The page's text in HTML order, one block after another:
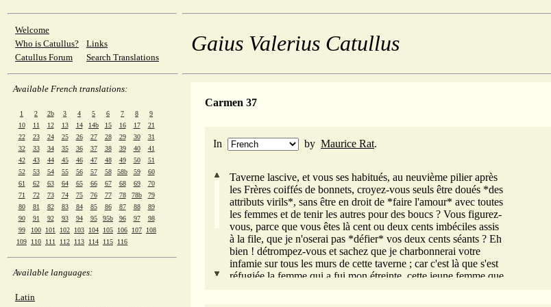
Welcome
Who is Catullus?
Links
Catullus Forum
Search Translations
Available French translations:
1 2 2b 3 4 5 6 7 8
9
10
11 12 13 14 14b 15 16 17
21
22
23 24 25 26 27 28 29 30
31
32
33 34 35 36 37 38 39 40
41
42
43 44 45 46 47 48 49 50
51
52
53 54 55 56 57 58 58b 59
60
61
62 63 64 65 66 67 68 69
70
71
72 73 74 75 76 77 78 78b
79
80
81 82 83 84 85 86 87 88
89
90
91 92 93 94 95 95b 96 97
98
99
100 101 102 103 104 105 106 107
108
109
110 111 112 113 114 115 116
Available languages:
Latin
Gaius Valerius Catullus
Carmen 37
In by Maurice Rat.
Taverne lascive, et vous ses habitués, au neuvième pilier après
les Frères coiffés de bonnets, croyez-vous seuls être doués *des
attributs virils*, sans être en droit de *faire l'amour* avec toutes
les femmes et de tenir les autres pour des boucs ? Vous figurez-
vous, parce que vous êtes là cent ou deux cents imbéciles assis
à la file, que je n'oserai pas *défier* vos deux cents séants ? Eh
bien ! détrompez-vous et sachez que je charbonnerai votre
infamie sur tous les murs de cette taverne ; car c'est là que s'est
réfugiée la femme qui a fui mon étreinte, cette jeune femme que